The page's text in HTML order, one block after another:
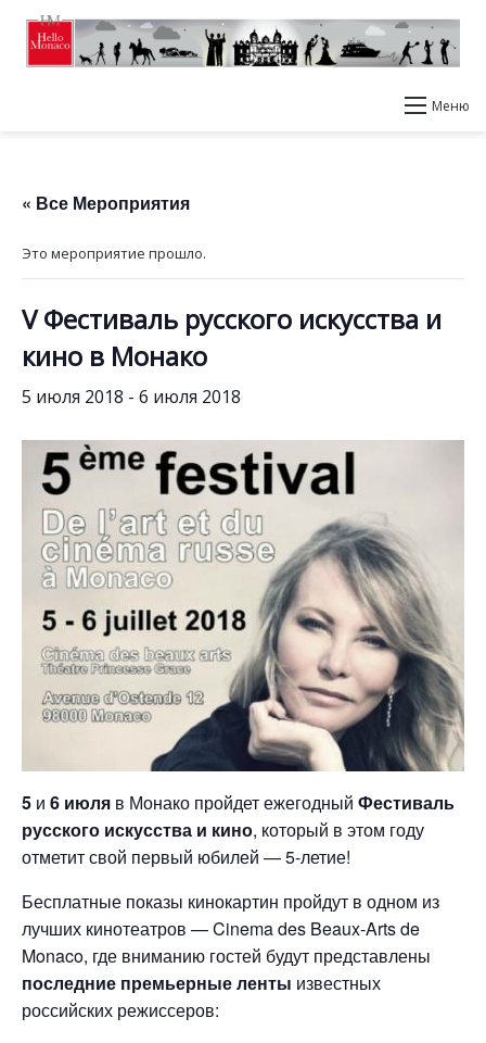
Меню
« Все Мероприятия
Это мероприятие прошло.
V Фестиваль русского искусства и
кино в Монако
5 июля 2018 - 6 июля 2018
5 и 6 июля в Монако пройдет ежегодный Фестиваль
русского искусства и кино, который в этом году
отметит свой первый юбилей — 5-летие!
Бесплатные показы кинокартин пройдут в одном из
лучших кинотеатров — Cinema des Beaux-Arts de
Monaco, где вниманию гостей будут представлены
последние премьерные ленты известных
российских режиссеров: